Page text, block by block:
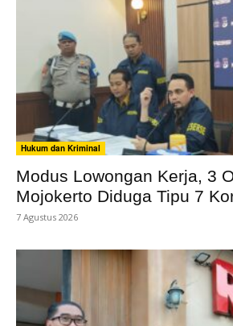
Hukum dan Kriminal
Modus Lowongan Kerja, 3
Mojokerto Diduga Tipu 7
7 Agustus 2026